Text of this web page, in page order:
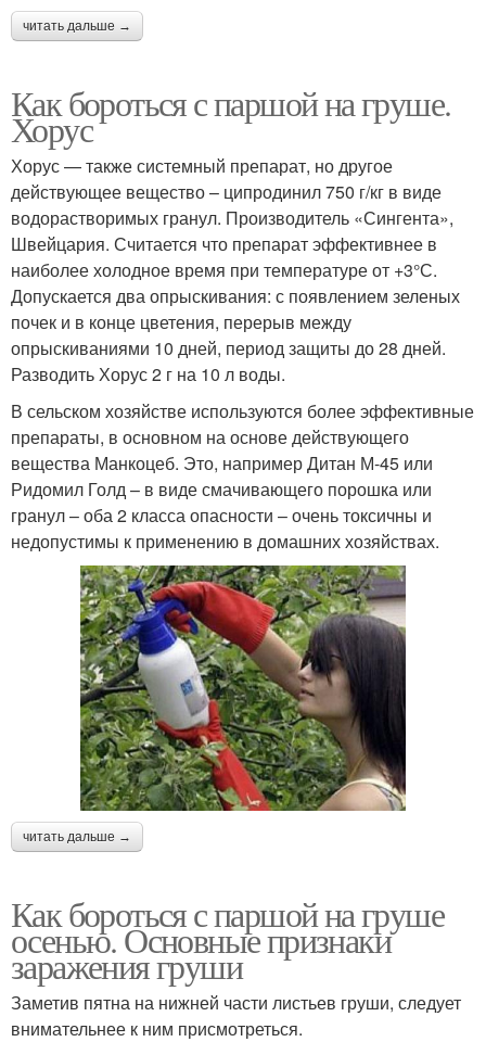
читать дальше →
Как бороться с паршой на груше.
Хорус
Хорус — также системный препарат, но другое
действующее вещество – ципродинил 750 г/кг в виде
водорастворимых гранул. Производитель «Сингента»,
Швейцария. Считается что препарат эффективнее в
наиболее холодное время при температуре от +3°С.
Допускается два опрыскивания: с появлением зеленых
почек и в конце цветения, перерыв между
опрыскиваниями 10 дней, период защиты до 28 дней.
Разводить Хорус 2 г на 10 л воды.
В сельском хозяйстве используются более эффективные
препараты, в основном на основе действующего
вещества Манкоцеб. Это, например Дитан М-45 или
Ридомил Голд – в виде смачивающего порошка или
гранул – оба 2 класса опасности – очень токсичны и
недопустимы к применению в домашних хозяйствах.
читать дальше →
Как бороться с паршой на груше
осенью. Основные признаки
заражения груши
Заметив пятна на нижней части листьев груши, следует
внимательнее к ним присмотреться.